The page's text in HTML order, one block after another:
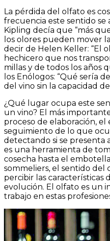
La pérdida del olfato es
frecuencia este sentido se
Kipling decía que “más
los olores pueden mover
decir de Helen Keller: “El
hechicero que nos
millas y de todos los años
los Enólogos: “Qué sería
del vino sin la capacidad
¿Qué lugar ocupa este
un vino? El más
proceso de elaboración, el
seguimiento de lo que
detectando si se presenta
es una herramienta de
cosecha hasta el
sommeliers, el sentido del
percibir las características
evolución. El olfato es un
trabajo en estas